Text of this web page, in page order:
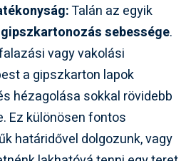
Talán az egyik
gipszkartonozás sebessége.
vagy vakolási
a gipszkarton lapok
hézagolása sokkal rövidebb
Ez különösen fontos
határidővel dolgozunk, vagy